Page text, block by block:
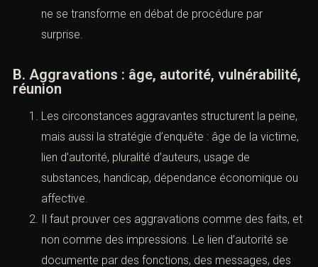
sanctionne une infraction caractérisée.
L’architecture probatoire doit donc viser l’élément
La requalification est fréquente : elle n’est pas un
échec, à condition d’être anticipée. Le praticien
doit penser “scénarios”, pour éviter qu’un débat de
fond ne se transforme en débat de procédure par
surprise.
B. Aggravations : âge, autorité,
vulnérabilité, réunion
Les circonstances aggravantes structurent la
peine, mais aussi la stratégie d’enquête : âge de la